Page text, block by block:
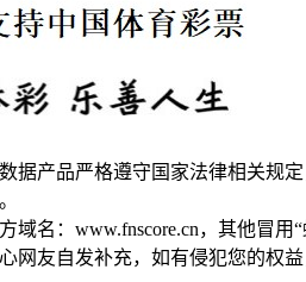
据产品严格遵守国家法律相关规
域名：www.fnscore.cn，其他冒
网友自发补充，如有侵犯您的权益